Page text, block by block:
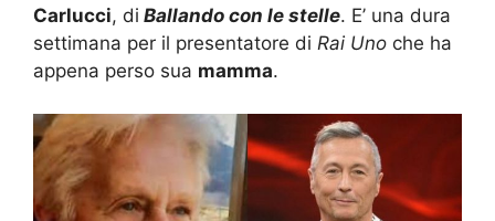
Carlucci, di Ballando con le stelle. E’ una dura
settimana per il presentatore di Rai Uno che ha
appena perso sua mamma.